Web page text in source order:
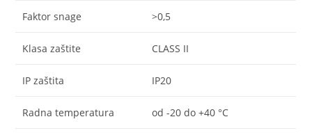
Faktor snage >0,5
Klasa zaštite CLASS II
IP zaštita IP20
Radna temperatura od -20 do +40 °C